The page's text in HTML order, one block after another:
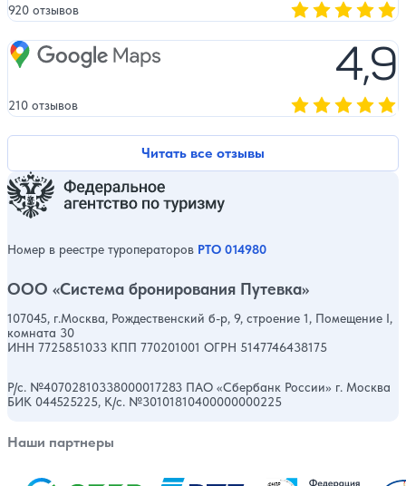
Читать все отзывы
920 отзывов
Google Maps 4,9
210 отзывов
Номер в реестре туроператоров РТО 014980
ООО «Система бронирования Путевка»
107045, г.Москва, Рождественский б-р, 9, строение 1, Помещение I,
комната 30
ИНН 7725851033 КПП 770201001 ОГРН 5147746438175
Р/с. №40702810338000017283 ПАО «Сбербанк России» г. Москва
БИК 044525225, К/с. №30101810400000000225
Наши партнеры